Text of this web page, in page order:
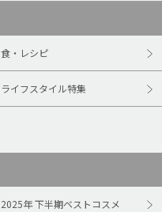
食・レシピ
ライフスタイル特集
2025年 下半期ベストコスメ